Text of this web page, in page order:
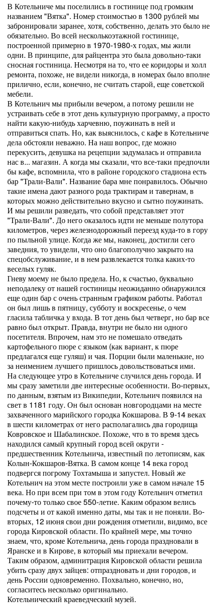
В Котельниче мы поселились в гостинице под громким
названием "Вятка". Номер стоимостью в 1300 рублей мы
забронировали заранее, хотя, собственно, делать это было не
обязательно. Во всей несколькоэтажной гостинице,
построенной примерно в 1970-1980-х годах, мы жили
одни. В принципе, для райцентра это была довольно-таки
сносная гостиница. Несмотря на то, что ее коридоры и холл
ремонта, похоже, не видели никогда, в номерах было вполне
прилично, если, конечно, не считать старой, еще советской
мебели.
В Котельнич мы прибыли вечером, а потому решили не
устраивать себе в этот день культурную программу, а просто
найти какую-нибудь харчевню, поужинать в ней и
отправиться спать. Но, как выяснилось, с кафе в Котельниче
дела обстояли неважно. На наш вопрос, где можно
перекусить, девушка на рецепции задумалась и отправила
нас в... магазин. А когда мы сказали, что все-таки предпочли
бы кафе, вспомнила, что в районе городского стадиона есть
бар "Трали-Вали". Название бара мне понравилось. Обычно
такие имена дают разного рода трактирам и тавернам, в
которых можно действительно вкусно и сытно поужинать.
И мы решили разведать, что собой представляет этот
"Трали-Вали". До него оказалось идти не меньше полутора
километров, через железнодорожный переезд куда-то в гору
по пыльной улице. Когда же мы, наконец, достигли сего
заведния, то увидели, что оно благополучно закрыто на
спецобслуживание, и в нем развлекается толка каких-то
веселых гуляк.
Гневу моему не было предела. Но, к счастью, буквально
неподалеку от нашей гостиницы неожиданно обнаружился
еще один бар с очень странным графиком работы. Работал
он был лишь в пятницу, субботу и воскресенье, о чем
гласила табличка у входа. В тот день был четверг, но бар все
равно был открыт. Правда, внутри не было ни одного
посетителя. Впрочем, нам это не помешало отведать
картофельного пюре с языком (как вариант, к пюре
предлагался еще гуляш) и чая. Порции были маленькие, но
за неимением лучшего пришлось довольствоваться ими.
На следующее утро в Котельниче случился день города. И
мы сразу заметили две интересные особенности. Во-первых,
по данным, взятым из Википедии, Котельнич появился на
свет в 1181 году. Он был основан новгородцами на месте
захваченного марийского городка Кокшарова. В 9-14 веках
в шести километрах от него располагались два городища
Ковровское и Шабалинское. Похоже, что в то время здесь
находился самый крупный город всей округи -
предшественник Котельнича, известный по летописям, как
Колын-Кокшаров-Вятка. В самом конце 14 века город
подвергся погрому Тохтамыша и запустел. Новый же
Котельнич на этом месте построили уже в самом начале 15
века. Но при всем при том в этом году Котельнич отметил
почему-то только свое 550-летие. Каким образом велись
подсчеты и от какой именно даты, мы так и не поняли. Во-
вторых, 12 июня свои дни рождения отметили, видимо, все
города Кировской области. По крайней мере, мы точно
знаем, что, кроме Котельнича, день города праздновали в
Яранске и в Кирове, в который мы приехали вечером.
Таким образом, админитрация Кировской области решила
убить сразу двух зайцев: отпраздновать и дни городов, и
день России одновременно. Похвально, конечно, но,
согласитесь несколько оригинально.
Котельнический краеведческий музей.